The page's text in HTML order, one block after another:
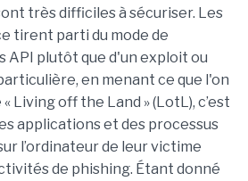
très difficiles à sécuriser. Les
tirent parti du mode de
plutôt que d'un exploit ou
en menant ce que l'on
Living off the Land » (LotL), c’est
applications et des processus
l’ordinateur de leur victime
de phishing. Étant donné